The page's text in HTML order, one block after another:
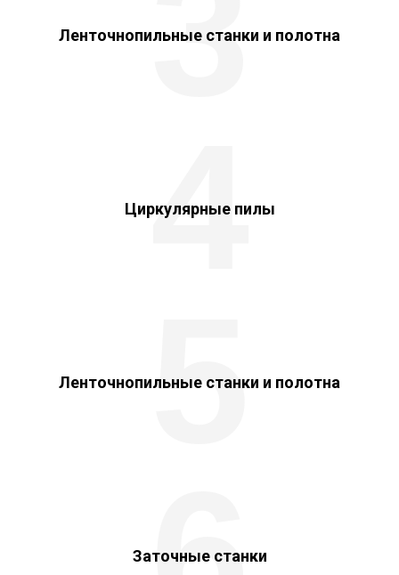
Ленточнопильные станки и полотна
Циркулярные пилы
4
Ленточнопильные станки и полотна
5
Заточные станки